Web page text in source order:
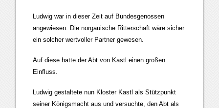
Ludwig war in dieser Zeit auf Bundesgenossen
angewiesen. Die norgauische Ritterschaft wäre sicher
ein solcher wertvoller Partner gewesen.
Auf diese hatte der Abt von Kastl einen großen
Einfluss.
Ludwig gestaltete nun Kloster Kastl als Stützpunkt
seiner Königsmacht aus und versuchte, den Abt als